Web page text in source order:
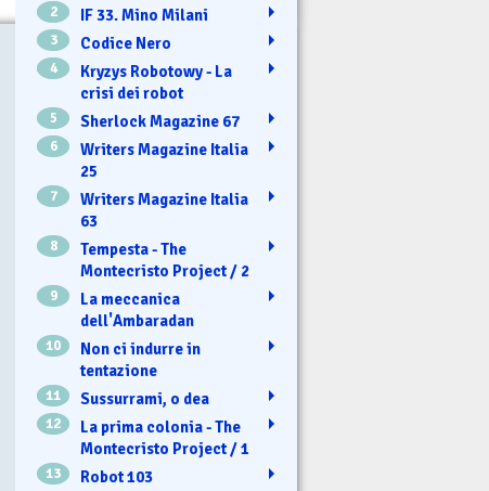
2 IF 33. Mino Milani
3 Codice Nero
4
Kryzys Robotowy - La
crisi dei robot
5 Sherlock Magazine 67
6
Writers Magazine Italia
25
7
Writers Magazine Italia
63
8
Tempesta - The
Montecristo Project / 2
9
La meccanica
dell'Ambaradan
10
Non ci indurre in
tentazione
11 Sussurrami, o dea
12
La prima colonia - The
Montecristo Project / 1
13 Robot 103